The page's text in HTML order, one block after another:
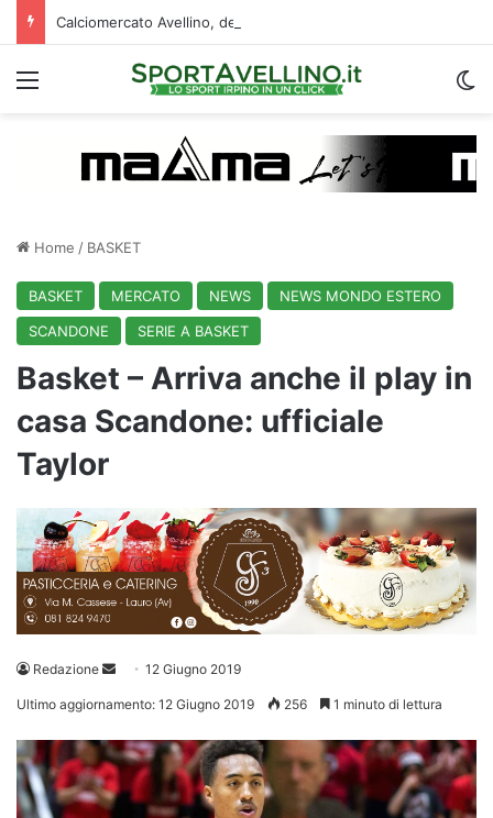
Menu
Home / BASKET
BASKET MERCATO NEWS
NEWS MONDO ESTERO
SCANDONE
SERIE A BASKET
Basket – Arriva anche il play in
casa Scandone: ufficiale
Taylor
Redazione
Invia 12 Giugno 2019
Ultimo aggiornamento: 12 Giugno 2019 256 1 minuto di lettura